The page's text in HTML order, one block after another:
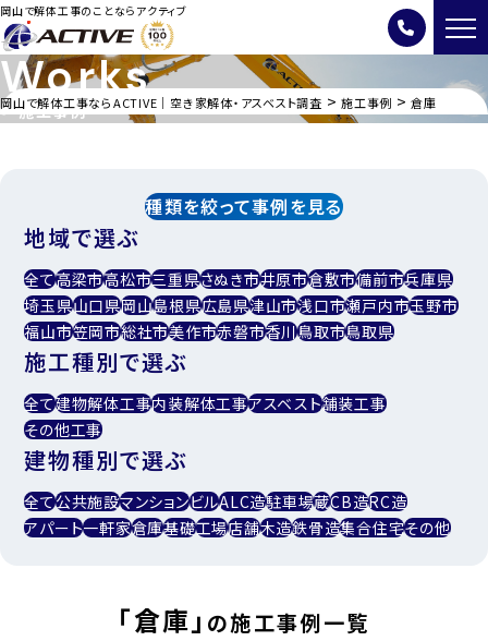
岡山で解体工事のことならアクティブ
Works
施工事例
岡山で解体工事ならACTIVE｜空き家解体・アスベスト調査 > 施工事例 >倉庫
種類を絞って事例を見る
地域で選ぶ
全て高梁市高松市三重県さぬき市井原市倉敷市備前市兵庫県
埼玉県山口県岡山島根県広島県津山市浅口市瀬戸内市玉野市
福山市笠岡市総社市美作市赤磐市香川鳥取市鳥取県
施工種別で選ぶ
全て建物解体工事内装解体⼯事アスベスト舗装工事
その他工事
建物種別で選ぶ
全て公共施設マンションビルALC造駐車場蔵CB造RC造
アパート一軒家倉庫基礎工場店舗木造鉄骨造集合住宅その他
「倉庫」 の施工事例一覧